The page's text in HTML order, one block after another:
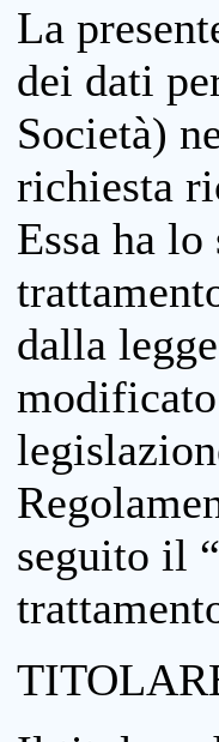
La
dei dati
Società)
richiesta
Essa ha
dalla
seguito il